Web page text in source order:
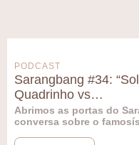
PODCAST
Sarangbang #34:
Quadrinho vs…
Abrimos as portas do
conversa sobre o